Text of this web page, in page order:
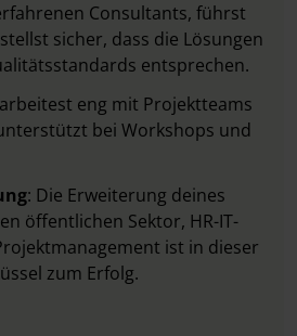
Consultants, führst
sicher, dass die Lösungen
entsprechen.
eng mit Projektteams
bei Workshops und
: Die Erweiterung deines
öffentlichen Sektor, HR-IT-
ist in dieser
zum Erfolg.